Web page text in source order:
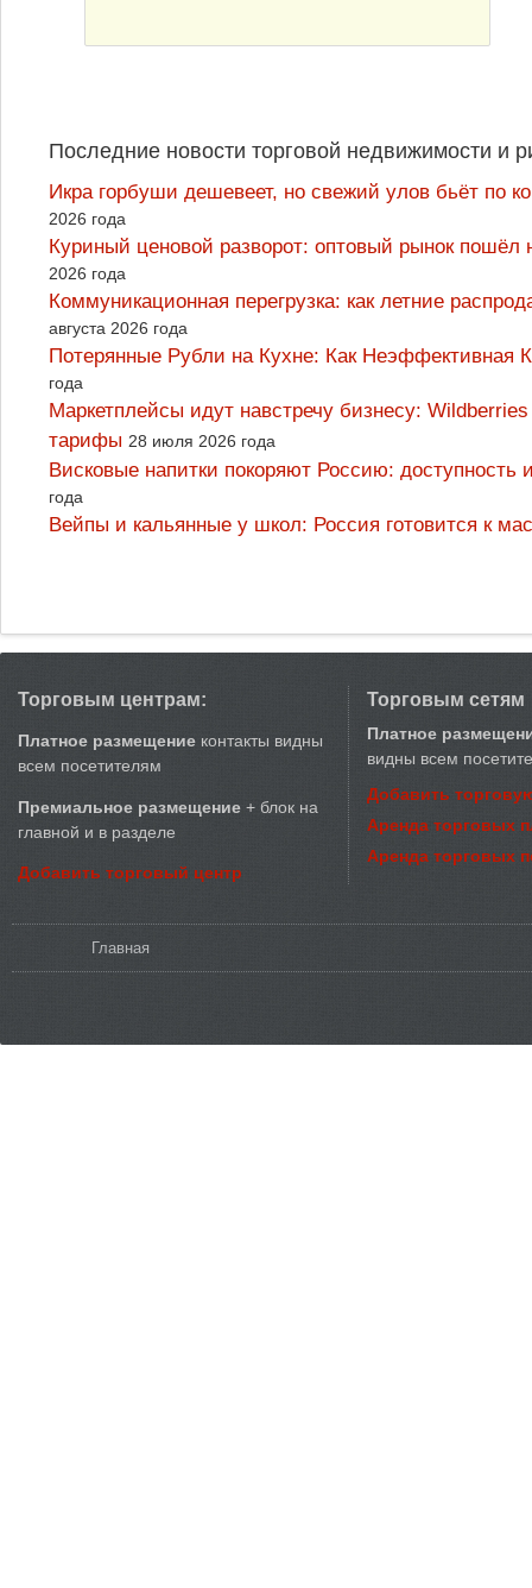
Последние новости торговой недвижимости и
Икра горбуши дешевеет, но свежий улов бьёт по
2026 года
Куриный ценовой разворот: оптовый рынок
2026 года
Коммуникационная перегрузка: как летние
августа 2026 года
Потерянные Рубли на Кухне: Как
года
Маркетплейсы идут навстречу бизнесу:
тарифы 28 июля 2026 года
Висковые напитки покоряют Россию:
года
Вейпы и кальянные у школ: Россия готовится к
Торговым центрам:
Платное размещение контакты видны
всем посетителям
Премиальное размещение + блок на
главной и в разделе
Добавить торговый центр
Торговым сетям
Платное
видны всем
Добавить
Аренда торговых
Аренда торговых
Главная